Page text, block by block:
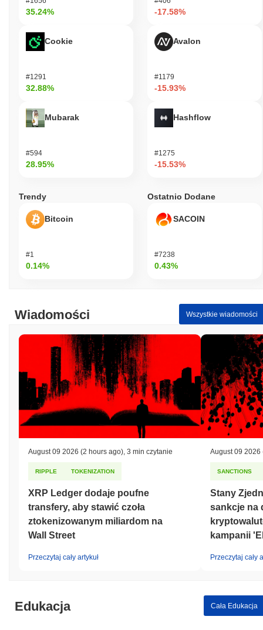
35.24%
Cookie
#1291
32.88%
Mubarak
#594
28.95%
-17.58%
Avalon
#1179
-15.93%
Hashflow
#1275
-15.53%
Trendy
Bitcoin
#1
0.14%
Ostatnio Dodane
SACOIN
#7238
0.43%
Wiadomości Wszystkie wiadomości
August 09 2026 (2 hours ago), 3 min czytanie
RIPPLE TOKENIZATION
XRP Ledger dodaje poufne
transfery, aby stawić czoła
ztokenizowanym miliardom na
Wall Street
Przeczytaj cały artykuł
August 09 2026
SANCTIONS
Stany
sankcje na
kampanii
Przeczytaj cały
Edukacja Cała Edukacja